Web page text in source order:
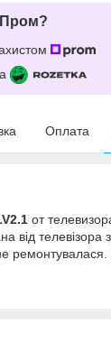
Пром?
Оплата
от
від